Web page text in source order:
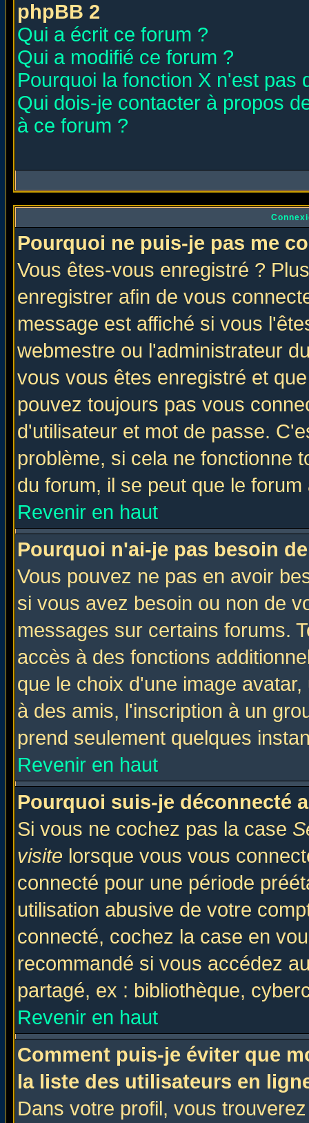
phpBB 2
Qui a écrit ce forum ?
Qui a modifié ce forum ?
Pourquoi la fonction X n'est pas
Qui dois-je contacter à propos
à ce forum ?
Pourquoi ne puis-je pas me
Vous êtes-vous enregistré ?
enregistrer afin de vous
message est affiché si vous
webmestre ou l'administrateur
vous vous êtes enregistré et
pouvez toujours pas vous
d'utilisateur et mot de passe.
problème, si cela ne fonctionne
du forum, il se peut que le
Revenir en haut
Pourquoi n'ai-je pas besoin
Vous pouvez ne pas en avoir
si vous avez besoin ou non de
messages sur certains forums.
accès à des fonctions
que le choix d'une image
à des amis, l'inscription à un
prend seulement quelques
Revenir en haut
Pourquoi suis-je déconnecté
Si vous ne cochez pas la case
visite lorsque vous vous
connecté pour une période
utilisation abusive de votre
connecté, cochez la case en
recommandé si vous accédez
partagé, ex : bibliothèque,
Revenir en haut
Comment puis-je éviter que
la liste des utilisateurs en
Dans votre profil, vous